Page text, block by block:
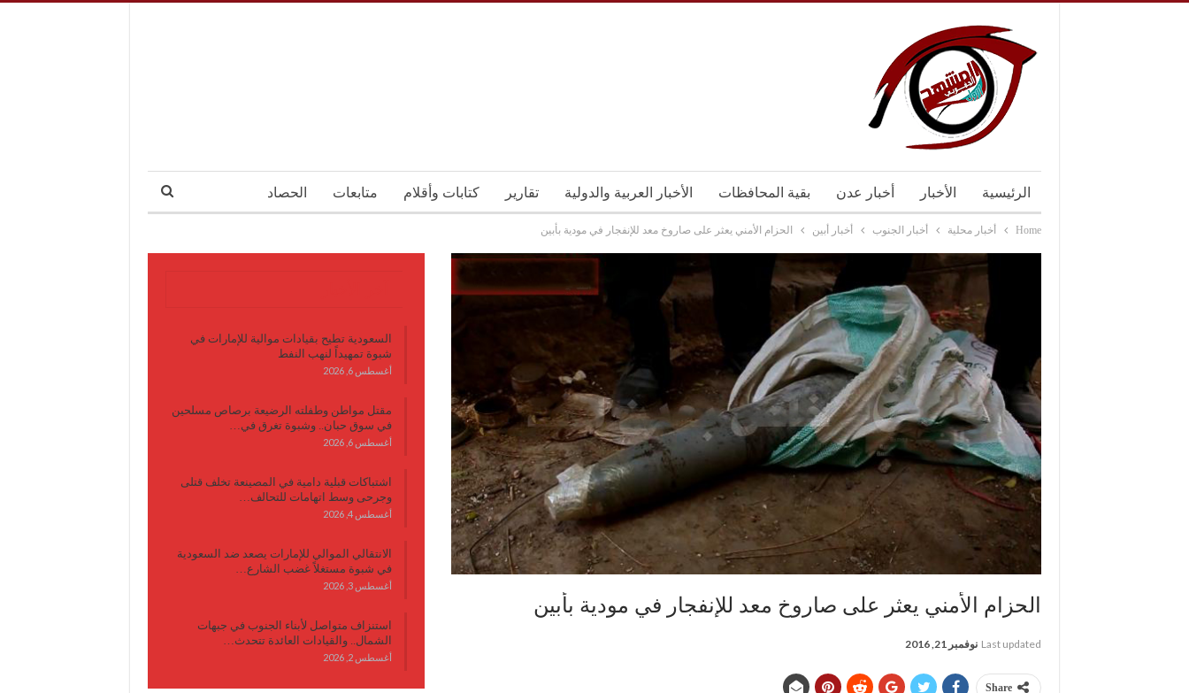
الرئيسية الأخبار أخبار عدن بقية المحافظات الأخبار العربية والدولية تقارير كتابات وأقلام متابعات الحصاد
Home أخبار محلية أخبار الجنوب أخبار أبين الحزام الأمني يعثر على صاروخ معد للإنفجار في مودية بأبين
الحزام الأمني يعثر على صاروخ معد للإنفجار في مودية بأبين
Last updated نوفمبر 21, 2016
Share
السعودية تطيح بقيادات موالية للإمارات في
شبوة تمهيداً لنهب النفط
أغسطس 6, 2026
مقتل مواطن وطفلته الرضيعة برصاص مسلحين
في سوق حبان.. وشبوة تغرق في…
أغسطس 6, 2026
اشتباكات قبلية دامية في المصينعة تخلف قتلى
وجرحى وسط اتهامات للتحالف…
أغسطس 4, 2026
الانتقالي الموالي للإمارات يصعد ضد السعودية
في شبوة مستغلاً غضب الشارع…
أغسطس 3, 2026
استنزاف متواصل لأبناء الجنوب في جبهات
الشمال.. والقيادات العائدة تتحدث…
أغسطس 2, 2026